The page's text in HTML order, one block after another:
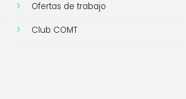
Ofertas de trabajo
Club COMT